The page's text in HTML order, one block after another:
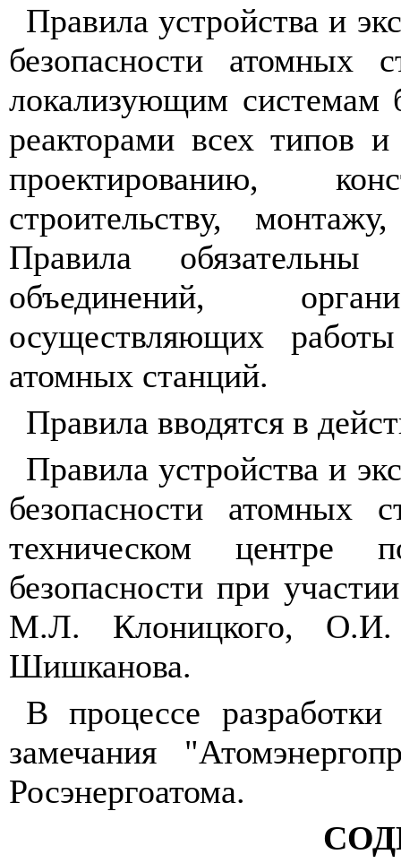
Правила устройства и
безопасности атомных
локализующим системам
реакторами всех типов
проектированию,
строительству,
Правила
объединений,
осуществляющих
атомных станций.
Правила вводятся в
Правила устройства и
безопасности атомных
техническом центре
безопасности при
М.Л. Клоницкого,
Шишканова.
В процессе
замечания
Росэнергоатома.